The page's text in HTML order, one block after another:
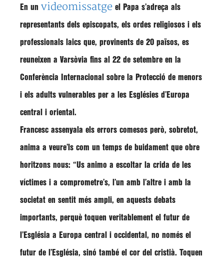
En un videomissatge el Papa s’adreça als
representants dels episcopats, els ordes religiosos i els
professionals laics que, provinents de 20 països, es
reuneixen a Varsòvia fins al 22 de setembre en la
Conferència Internacional sobre la Protecció de menors
i els adults vulnerables per a les Esglésies d’Europa
central i oriental.
Francesc assenyala els errors comesos però, sobretot,
anima a veure’ls com un temps de buidament que obre
horitzons nous: “Us animo a escoltar la crida de les
víctimes i a comprometre’s, l’un amb l’altre i amb la
societat en sentit més ampli, en aquests debats
importants, perquè toquen veritablement el futur de
l’Església a Europa central i occidental, no només el
futur de l’Església, sinó també el cor del cristià. Toquen